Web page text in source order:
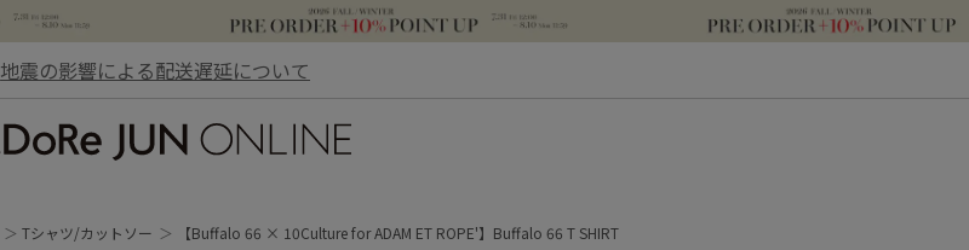
地震の影響による配送遅延について
Tシャツ/カットソー 【Buffalo 66 × 10Culture for ADAM ET ROPE'】Buffalo 66 T SHIRT